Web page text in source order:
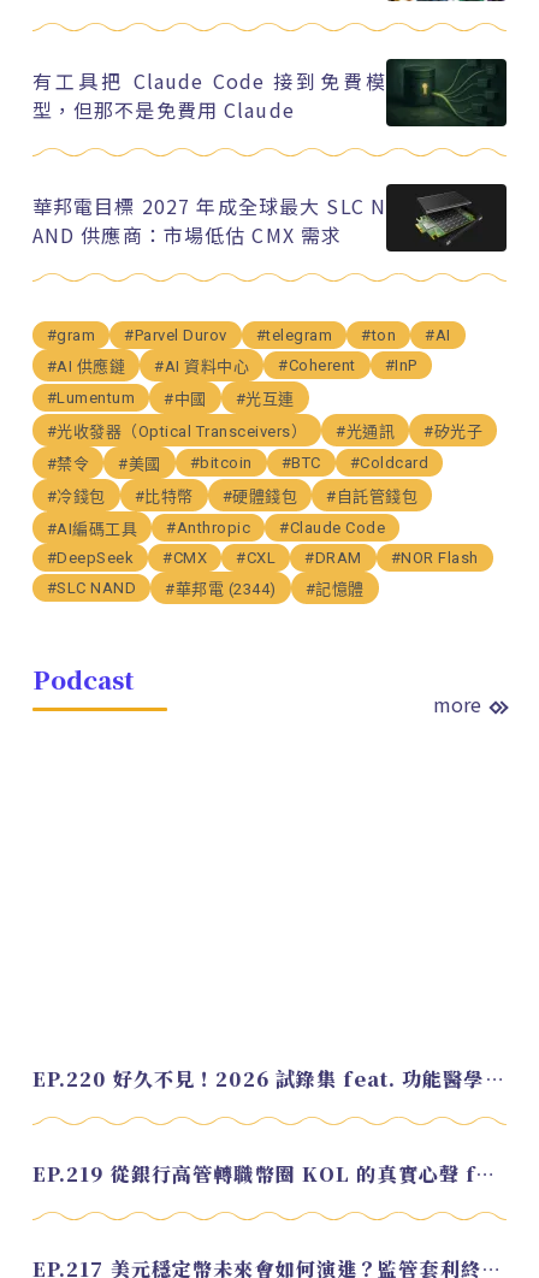
有工具把 Claude Code 接到免費模
型，但那不是免費用 Claude
華邦電目標 2027 年成全球最大 SLC N
AND 供應商：市場低估 CMX 需求
#gram #Parvel Durov #telegram #ton
#AI
#AI 供應鏈
#AI 資料中心 #Coherent
#InP
#Lumentum
#中國
#光互連
#光收發器（Optical Transceivers）
#光通訊
#矽光子
#禁令
#美國 #bitcoin #BTC
#Coldcard
#冷錢包
#比特幣 #硬體錢包
#自託管錢包
#AI編碼工具
#Anthropic
#Claude Code
#DeepSeek
#CMX #CXL #DRAM
#NOR Flash
#SLC NAND
#華邦電 (2344) #記憶體
Podcast
more
EP.220 好久不見！2026 試錄集 feat. 功能醫學營養師 美寶
EP.219 從銀行高管轉職幣圈 KOL 的真實心聲 feat.龜大
EP.217 美元穩定幣未來會如何演進？監管套利終將收斂？feat. 研究員 余哲安